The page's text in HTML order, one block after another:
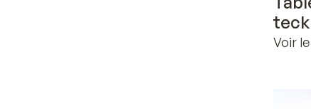
teck
Voir